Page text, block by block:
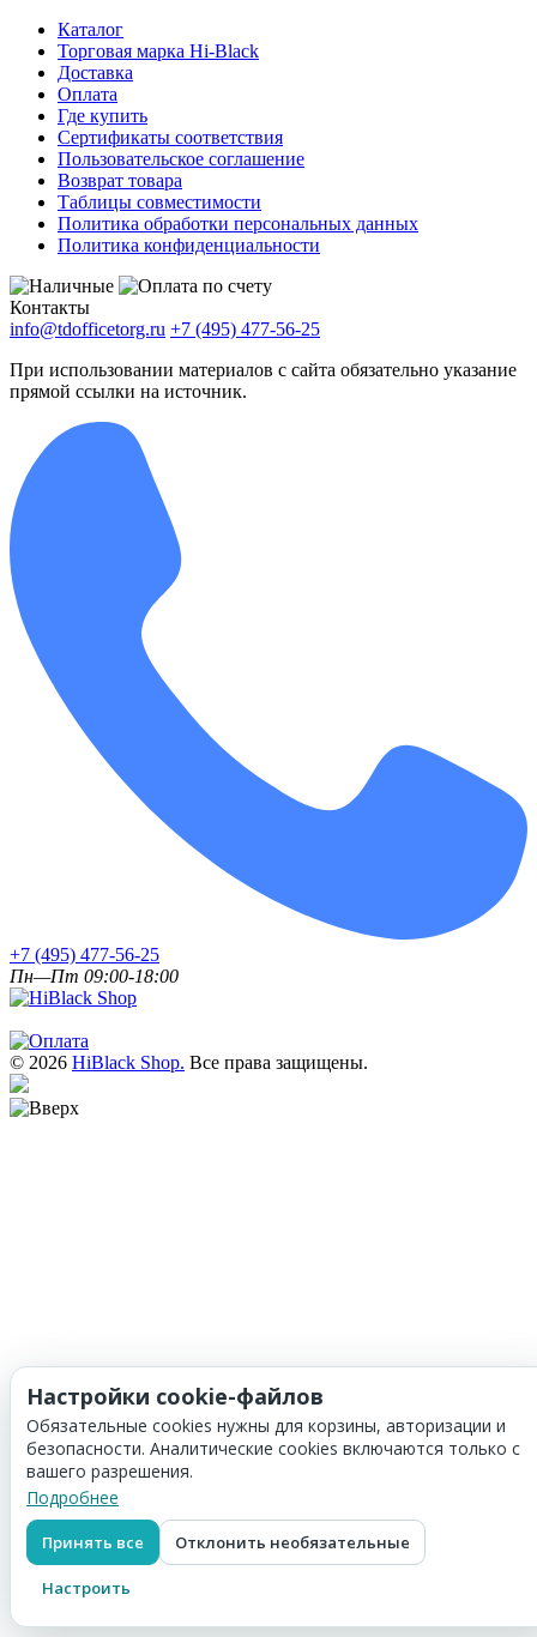
Каталог
Торговая марка Hi-Black
Доставка
Оплата
Где купить
Сертификаты соответствия
Пользовательское соглашение
Возврат товара
Таблицы совместимости
Политика обработки персональных данных
Политика конфиденциальности
Контакты
info@tdofficetorg.ru +7 (495) 477-56-25
При использовании материалов с сайта обязательно указание
прямой ссылки на источник.
+7 (495) 477-56-25
Пн—Пт 09:00-18:00
© 2026 HiBlack Shop. Все права защищены.
Настройки cookie-файлов
Обязательные cookies нужны для корзины, авторизации и
безопасности. Аналитические cookies включаются только с
вашего разрешения.
Подробнее
Принять все Отклонить необязательные
Настроить